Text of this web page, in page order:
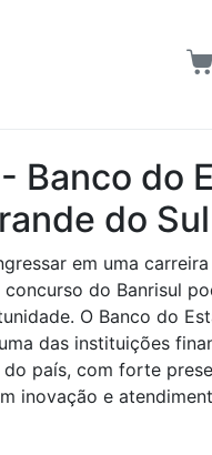
Banco do
do Sul
em uma
do Banrisul
O Banco do
das instituições
país, com forte
inovação e